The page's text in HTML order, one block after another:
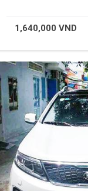
1,640,000 VND